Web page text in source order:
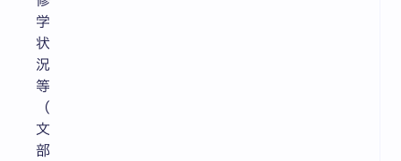
学
状
況
等
（
文
部